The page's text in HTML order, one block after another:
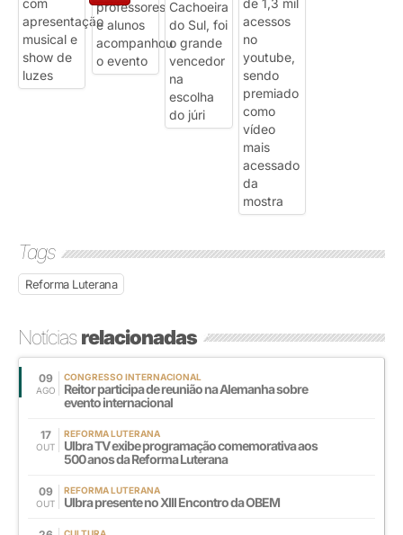
Tags
Reforma Luterana
Notíciasrelacionadas
09
AGO
CONGRESSO INTERNACIONAL
Reitor participa de reunião na Alemanha sobre
evento internacional
17
OUT
REFORMA LUTERANA
Ulbra TV exibe programação comemorativa aos
500 anos da Reforma Luterana
09
OUT
REFORMA LUTERANA
Ulbra presente no XIII Encontro da OBEM